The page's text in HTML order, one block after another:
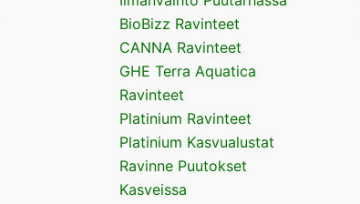
BioBizz Ravinteet
CANNA Ravinteet
GHE Terra Aquatica
Ravinteet
Platinium Ravinteet
Platinium Kasvualustat
Ravinne Puutokset
Kasveissa